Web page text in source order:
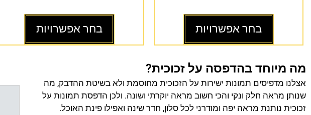
בחר אפשרויות בחר אפשרויות
מה מיוחד בהדפסה על זכוכית?
אצלנו מדפיסים תמונות ישירות על הזכוכית מחוסמת ולא בשיטת ההדבק, מה
שנותן מראה חלק ונקי והכי חשוב מראה יוקרתי ושונה. ולכן הדפסת תמונות על
זכוכית נותנת מראה יפה ומודרני לכל סלון, חדר שינה ואפילו פינת האוכל.